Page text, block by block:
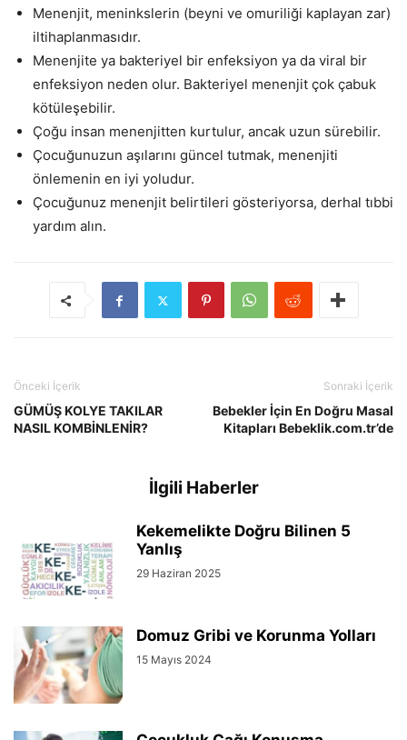
Menenjit, meninkslerin (beyni ve omuriliği kaplayan zar)
iltihaplanmasıdır.
Menenjite ya bakteriyel bir enfeksiyon ya da viral bir
enfeksiyon neden olur. Bakteriyel menenjit çok çabuk
kötüleşebilir.
Çoğu insan menenjitten kurtulur, ancak uzun sürebilir.
Çocuğunuzun aşılarını güncel tutmak, menenjiti
önlemenin en iyi yoludur.
Çocuğunuz menenjit belirtileri gösteriyorsa, derhal tıbbi
yardım alın.
Önceki İçerik
GÜMÜŞ KOLYE TAKILAR
NASIL KOMBİNLENİR?
Sonraki İçerik
Bebekler İçin En Doğru Masal
Kitapları Bebeklik.com.tr’de
İlgili Haberler
Kekemelikte Doğru Bilinen 5
Yanlış
29 Haziran 2025
Domuz Gribi ve Korunma Yolları
15 Mayıs 2024